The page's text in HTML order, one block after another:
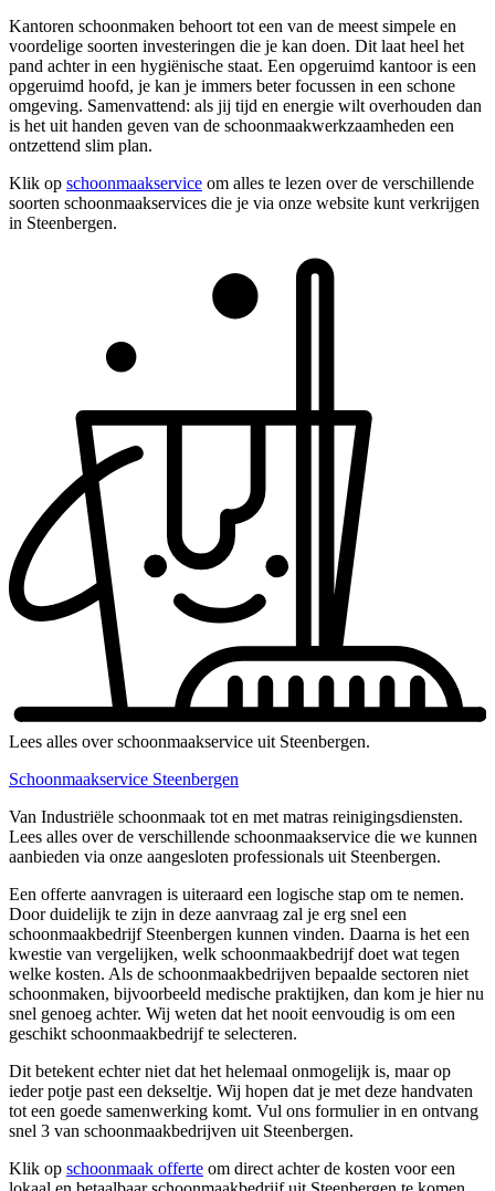
Kantoren schoonmaken behoort tot een van de meest simpele en
voordelige soorten investeringen die je kan doen. Dit laat heel het
pand achter in een hygiënische staat. Een opgeruimd kantoor is een
opgeruimd hoofd, je kan je immers beter focussen in een schone
omgeving. Samenvattend: als jij tijd en energie wilt overhouden dan
is het uit handen geven van de schoonmaakwerkzaamheden een
ontzettend slim plan.
Klik op schoonmaakservice om alles te lezen over de verschillende
soorten schoonmaakservices die je via onze website kunt verkrijgen
in Steenbergen.
Lees alles over schoonmaakservice uit Steenbergen.
Schoonmaakservice Steenbergen
Van Industriële schoonmaak tot en met matras reinigingsdiensten.
Lees alles over de verschillende schoonmaakservice die we kunnen
aanbieden via onze aangesloten professionals uit Steenbergen.
Een offerte aanvragen is uiteraard een logische stap om te nemen.
Door duidelijk te zijn in deze aanvraag zal je erg snel een
schoonmaakbedrijf Steenbergen kunnen vinden. Daarna is het een
kwestie van vergelijken, welk schoonmaakbedrijf doet wat tegen
welke kosten. Als de schoonmaakbedrijven bepaalde sectoren niet
schoonmaken, bijvoorbeeld medische praktijken, dan kom je hier nu
snel genoeg achter. Wij weten dat het nooit eenvoudig is om een
geschikt schoonmaakbedrijf te selecteren.
Dit betekent echter niet dat het helemaal onmogelijk is, maar op
ieder potje past een dekseltje. Wij hopen dat je met deze handvaten
tot een goede samenwerking komt. Vul ons formulier in en ontvang
snel 3 van schoonmaakbedrijven uit Steenbergen.
Klik op schoonmaak offerte om direct achter de kosten voor een